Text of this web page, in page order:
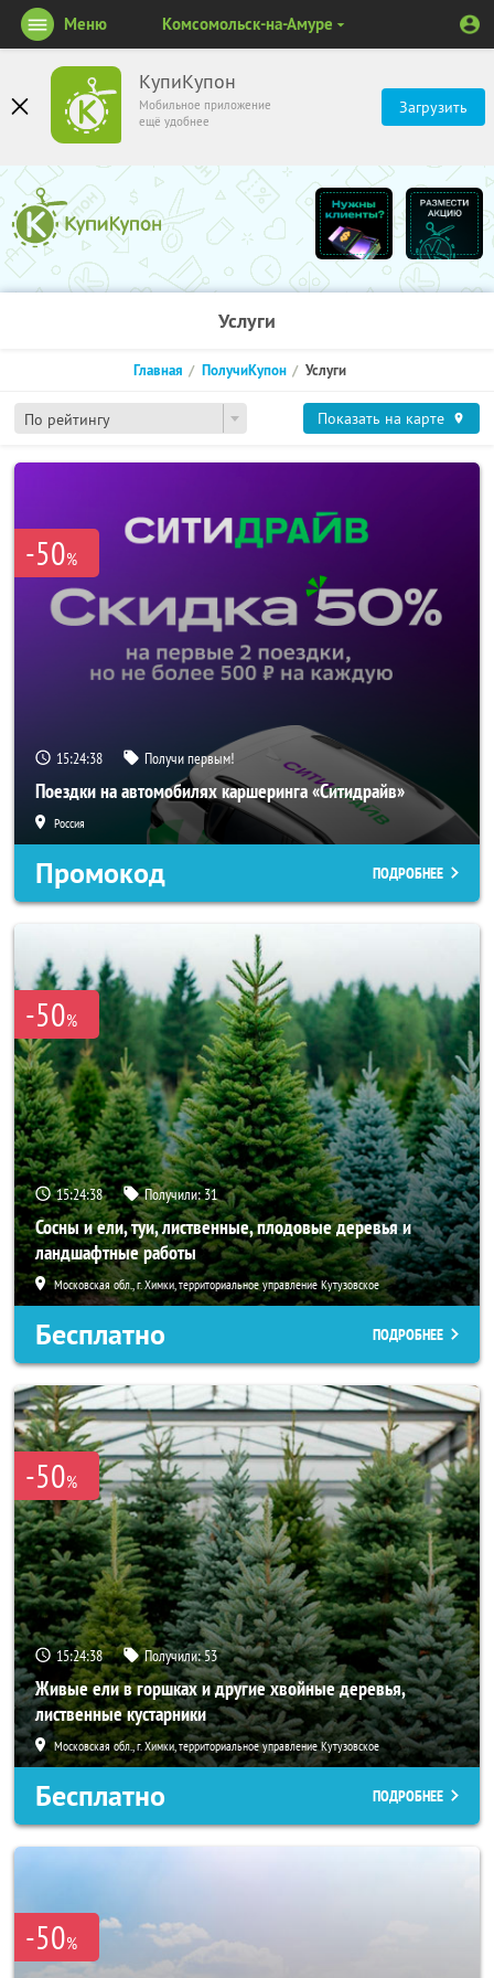
КупиКупон
Мобильное приложение
ещё удобнее
Загрузить
Меню Комсомольск-на-Амуре
Услуги
По рейтингу
Главная ПолучиКупон Услуги
Показать на карте
-50%
15:24:37 Получи первым!
Поездки на автомобилях каршеринга «Ситидрайв»
Россия
Промокод ПОДРОБНЕЕ
-50%
15:24:37 Получили:31
Сосны и ели, туи, лиственные, плодовые деревья и
ландшафтные работы
Московская обл., г. Химки, территориальное управление Кутузовское
Бесплатно ПОДРОБНЕЕ
-50%
15:24:37 Получили:53
Живые ели в горшках и другие хвойные деревья,
лиственные кустарники
Московская обл., г. Химки, территориальное управление Кутузовское
Бесплатно ПОДРОБНЕЕ
-50%